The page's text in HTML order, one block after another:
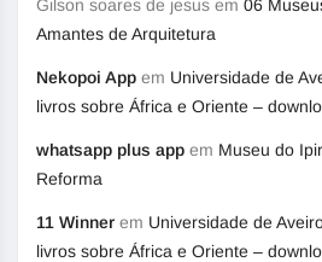
Gilson soares de jesus em 06
Amantes de Arquitetura
Nekopoi App em Universidade de
livros sobre África e Oriente –
whatsapp plus app em Museu do
Reforma
11 Winner em Universidade de
livros sobre África e Oriente –